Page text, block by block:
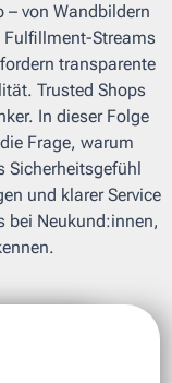
von Wandbildern
Fulfillment-Streams
transparente
Trusted Shops
In dieser Folge
Frage, warum
Sicherheitsgefühl
und klarer Service
bei Neukund:innen,